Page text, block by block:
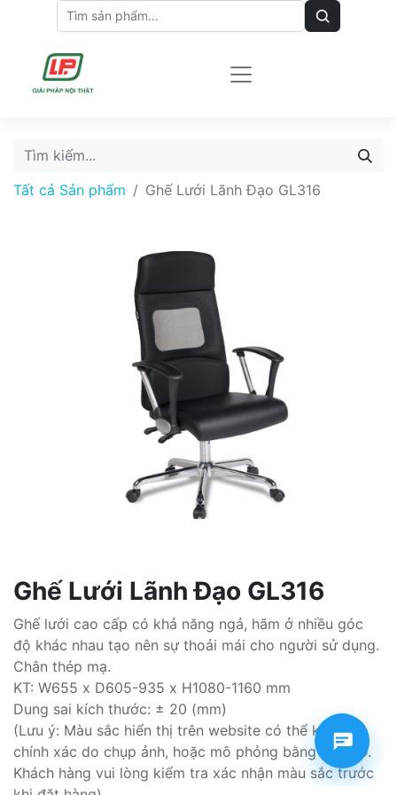
Tất cả Sản phẩm Ghế Lưới Lãnh Đạo GL316
Ghế Lưới Lãnh Đạo GL316
Ghế lưới cao cấp có khả năng ngả, hãm ở nhiều góc
độ khác nhau tạo nên sự thoải mái cho người sử dụng.
Chân thép mạ.
KT: W655 x D605-935 x H1080-1160 mm
Dung sai kích thước: ± 20 (mm)
(Lưu ý: Màu sắc hiển thị trên website có thể không
chính xác do chụp ảnh, hoặc mô phỏng bằng ảnh 3D.
Khách hàng vui lòng kiểm tra xác nhận màu sắc trước